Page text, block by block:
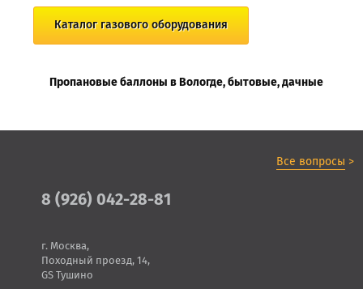
Каталог газового оборудования
Пропановые баллоны в Вологде, бытовые, дачные
Все вопросы >
8 (926) 042-28-81
г. Москва,
Походный проезд, 14,
GS Тушино